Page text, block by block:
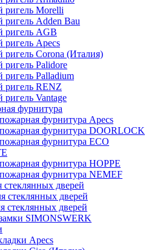
ригель Morelli
ригель Adden Bau
ригель AGB
ригель Apecs
ригель Corona (Италия)
ригель Palidore
ригель Palladium
ригель RENZ
ригель Vantage
фурнитура
фурнитура Apecs
фурнитура DOORLOCK
фурнитура ECO
фурнитура HOPPE
фурнитура NEMEF
дверей
стеклянных дверей
стеклянных дверей
SIMONSWERK
Apecs